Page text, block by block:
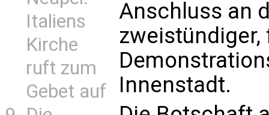
Italiens
Kirche
ruft zum
Gebet auf
Anschluss an
Innenstadt.